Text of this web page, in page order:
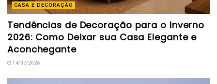
CASA E DECORAÇÃO
Tendências de Decoração para o Inverno
2026: Como Deixar sua Casa Elegante e
Aconchegante
14/07/2026